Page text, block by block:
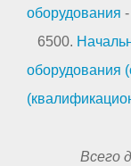
оборудования -
6500.
оборудования
Всего